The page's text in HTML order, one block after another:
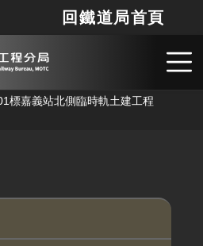
回鐵道局首頁
標嘉義站北側臨時軌土建工程